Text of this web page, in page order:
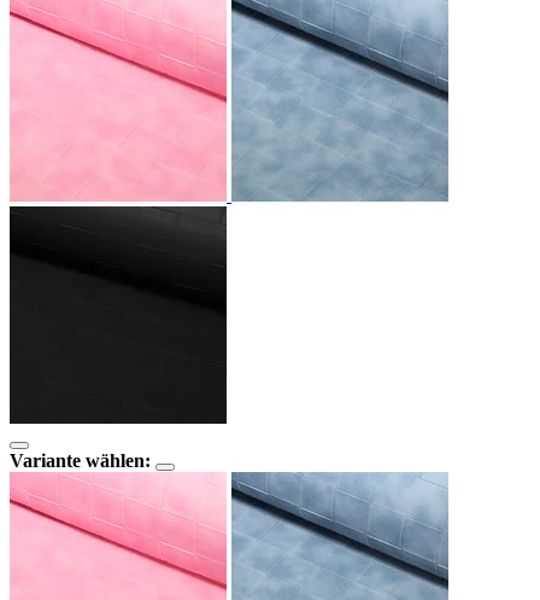
Variante wählen: